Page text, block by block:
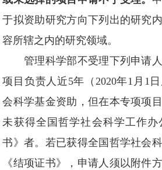
于拟资助研究方向下列出的研究
容所辖之内的研究领域。
管理科学部不受理下列申请
项目负责人近5年（2020年1月1
会科学基金资助，但在本专项项
未获得全国哲学社会科学工作
书》者。若已获得全国哲学社会
《结项证书》，申请人须以附件